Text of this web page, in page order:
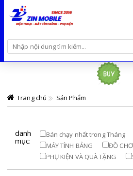
Trang chủ Sản Phẩm
danh
mục:
Bán chạy nhất trong Tháng
MÁY TÍNH BẢNG
ĐỒ
PHỤ KIỆN VÀ QUÀ TẶNG